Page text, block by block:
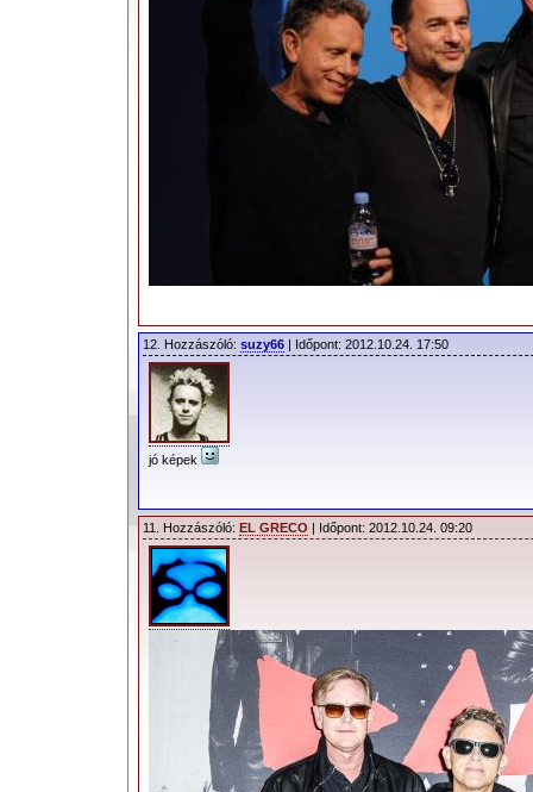
12. Hozzászóló: suzy66 | Időpont: 2012.10.24. 17:50
jó képek
11. Hozzászóló: EL GRECO | Időpont: 2012.10.24. 09:20